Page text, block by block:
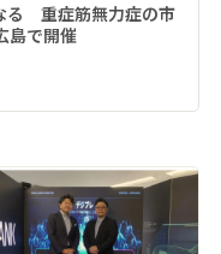
る 重症筋無力症の市
島で開催